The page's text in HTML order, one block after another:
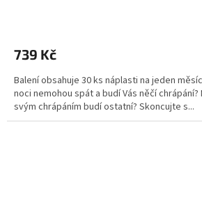
739 Kč
Balení obsahuje 30 ks náplasti na jeden
noci nemohou spát a budí Vás něčí
svým chrápáním budí ostatní? Skoncujte s...